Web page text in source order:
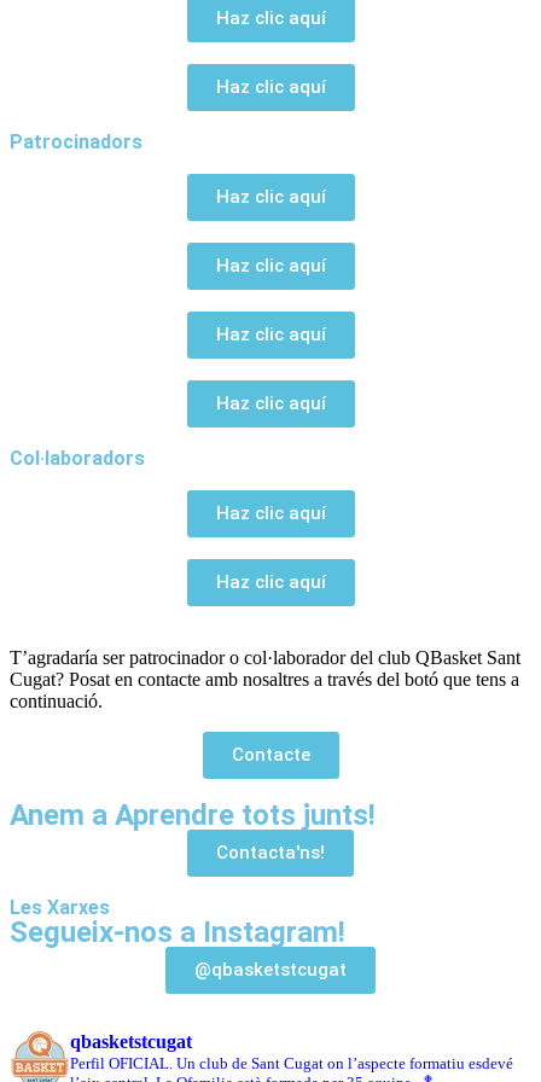
Haz clic aquí
Haz clic aquí
Patrocinadors
Haz clic aquí
Haz clic aquí
Haz clic aquí
Haz clic aquí
Col·laboradors
Haz clic aquí
Haz clic aquí
T’agradaría ser patrocinador o col·laborador del club QBasket Sant
Cugat? Posat en contacte amb nosaltres a través del botó que tens a
continuació.
Contacte
Anem a Aprendre tots junts!
Contacta'ns!
Les Xarxes
Segueix-nos a Instagram!
@qbasketstcugat
qbasketstcugat
Perfil OFICIAL. Un club de Sant Cugat on l’aspecte formatiu esdevé